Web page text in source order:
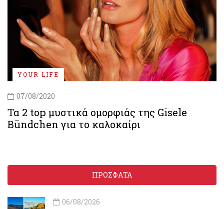
YOUR LIFE
07/08/2020
Τα 2 top μυστικά ομορφιάς της Gisele
Bündchen για το καλοκαίρι
ΠΡΟΣΦΑΤΑ
06/08/2026